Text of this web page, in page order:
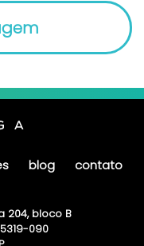
blog contato
204, bloco B
090